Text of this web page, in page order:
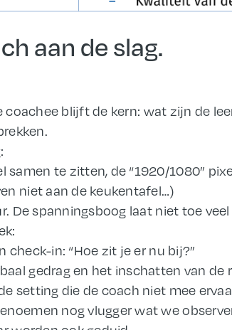
aan de slag.
blijft de kern: wat zijn de
samen te zitten, de “1920/1080”
niet aan de keukentafel…)
De spanningsboog laat niet toe
check-in: “Hoe zit je er nu bij?”
gedrag en het inschatten van
setting die de coach niet mee
nog vlugger wat we